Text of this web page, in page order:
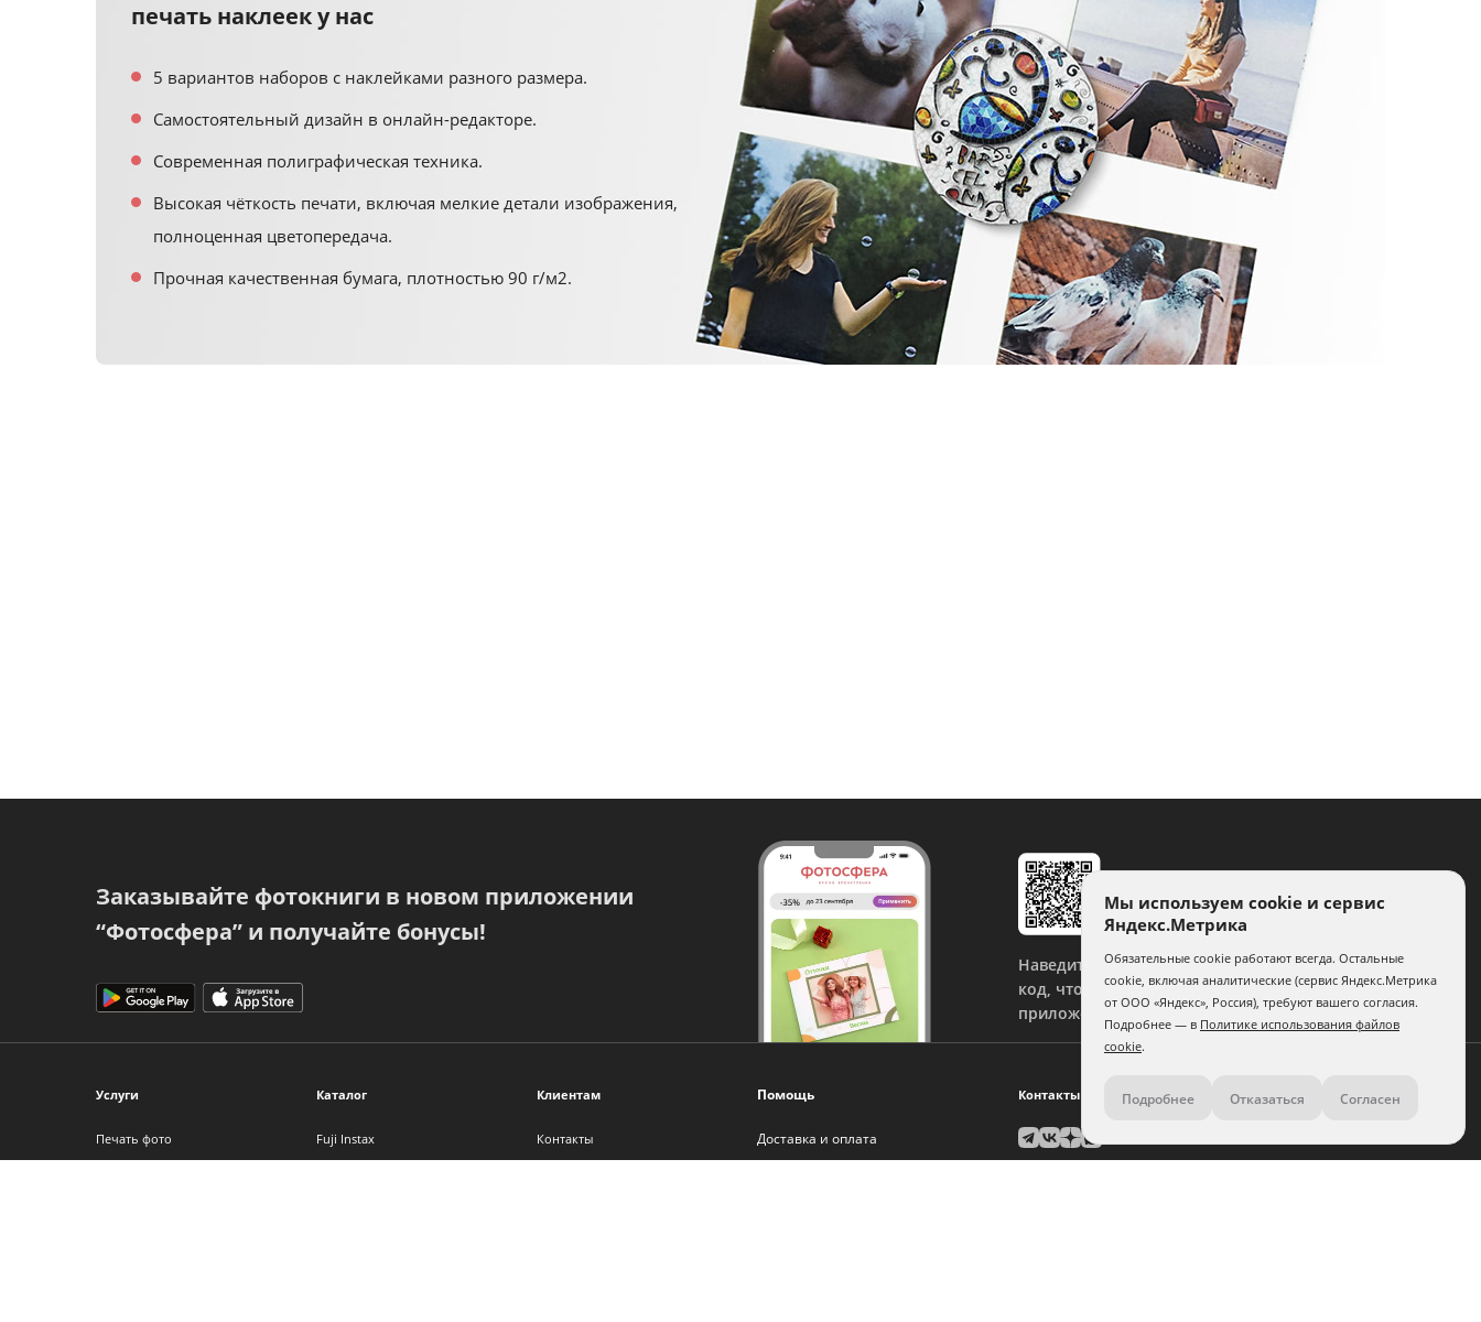
печать наклеек у нас
5 вариантов наборов с наклейками разного размера.
Самостоятельный дизайн в онлайн-редакторе.
Современная полиграфическая техника.
Высокая чёткость печати, включая мелкие детали изображения,
полноценная цветопередача.
Прочная качественная бумага, плотностью 90 г/м2.
Заказывайте фотокниги в новом приложении
“Фотосфера” и получайте бонусы!
Наведите камеру на QR-
код, чтобы скачать
приложение.
Услуги
Печать фото
Каталог
Fuji Instax
Клиентам
Контакты
Помощь
Доставка и оплата
Контакты
Мы используем cookie и сервис
Яндекс.Метрика
Обязательные cookie работают всегда. Остальные
cookie, включая аналитические (сервис Яндекс.Метрика
от ООО «Яндекс», Россия), требуют вашего согласия.
Подробнее — в Политике использования файлов
cookie.
Подробнее Отказаться Согласен